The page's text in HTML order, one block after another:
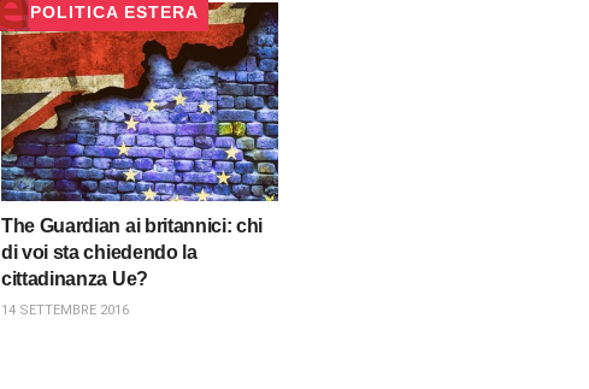
POLITICA ESTERA
The Guardian ai britannici: chi
di voi sta chiedendo la
cittadinanza Ue?
14 SETTEMBRE 2016